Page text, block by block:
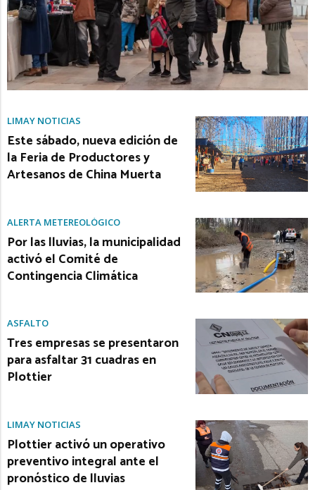
LIMAY NOTICIAS
Este sábado, nueva edición de
la Feria de Productores y
Artesanos de China Muerta
ALERTA METEREOLÓGICO
Por las lluvias, la municipalidad
activó el Comité de
Contingencia Climática
ASFALTO
Tres empresas se presentaron
para asfaltar 31 cuadras en
Plottier
LIMAY NOTICIAS
Plottier activó un operativo
preventivo integral ante el
pronóstico de lluvias